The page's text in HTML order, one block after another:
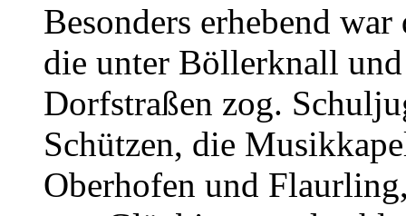
Besonders erhebend
die unter Böllerknall
Dorfstraßen zog.
Schützen, die
Oberhofen und